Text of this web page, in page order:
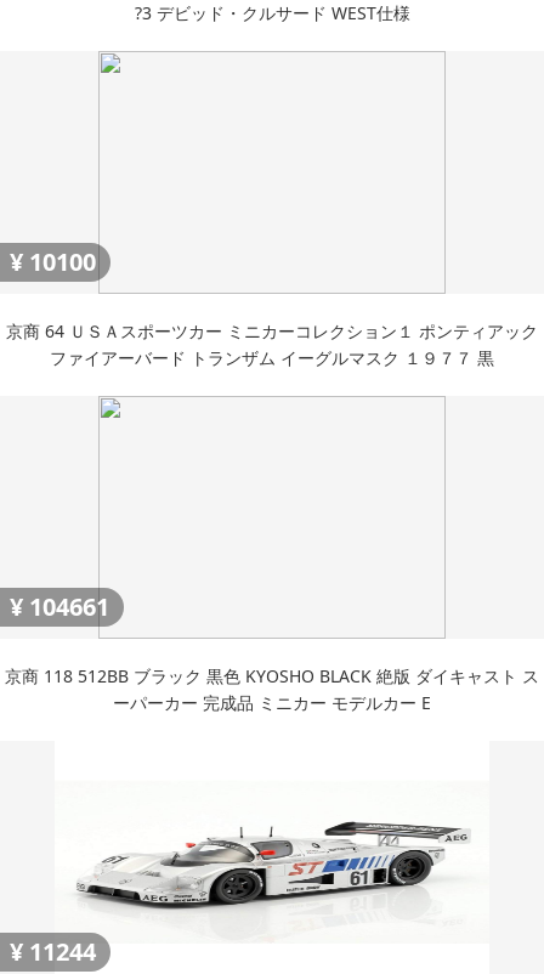
?3 デビッド・クルサード WEST仕様
¥ 10100
京商 64 ＵＳＡスポーツカー ミニカーコレクション１ ポンティアック
ファイアーバード トランザム イーグルマスク １９７７ 黒
¥ 104661
京商 118 512BB ブラック 黒色 KYOSHO BLACK 絶版 ダイキャスト ス
ーパーカー 完成品 ミニカー モデルカー E
¥ 11244